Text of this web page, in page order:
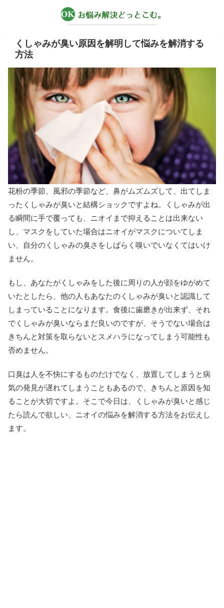
くしゃみが臭い原因を解明して悩みを解消する
方法
花粉の季節、風邪の季節など、鼻がムズムズして、出てしま
ったくしゃみが臭いと結構ショックですよね。くしゃみが出
る瞬間に手で覆っても、ニオイまで抑えることは出来ない
し、マスクをしていた場合はニオイがマスクについてしま
い、自分のくしゃみの臭さをしばらく嗅いでいなくてはいけ
ません。
もし、あなたがくしゃみをした後に周りの人が顔をゆがめて
いたとしたら、他の人もあなたのくしゃみが臭いと認識して
しまっていることになります。食後に歯磨きが出来ず、それ
でくしゃみが臭いならまだ良いのですが、そうでない場合は
きちんと対策を取らないとスメハラになってしまう可能性も
否めません。
口臭は人を不快にするものだけでなく、放置してしまうと病
気の発見が遅れてしまうこともあるので、きちんと原因を知
ることが大切ですよ。そこで今日は、くしゃみが臭いと感じ
たら読んで欲しい、ニオイの悩みを解消する方法をお伝えし
ます。